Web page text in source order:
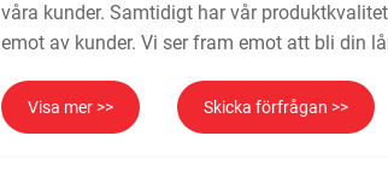
våra kunder. Samtidigt har vår
emot av kunder. Vi ser fram emot att bli din
Visa mer >> Skicka förfrågan >>